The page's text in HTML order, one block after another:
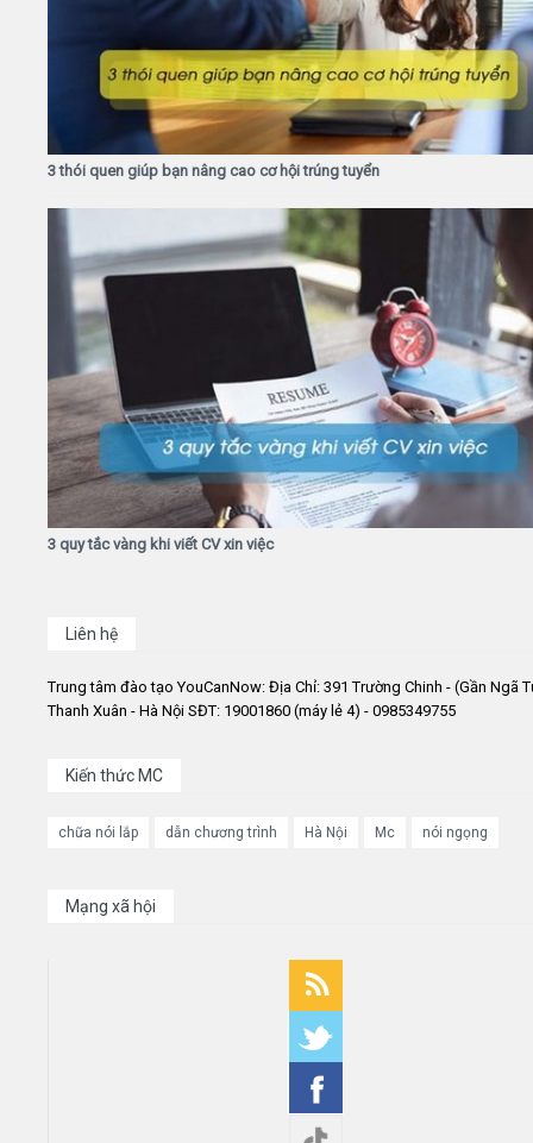
3 thói quen giúp bạn nâng cao cơ hội trúng tuyển
3 quy tắc vàng khi viết CV xin việc
Liên hệ
Trung tâm đào tạo YouCanNow: Địa Chỉ: 391 Trường Chinh - (Gần Ngã
Thanh Xuân - Hà Nội SĐT: 19001860 (máy lẻ 4) - 0985349755
Kiến thức MC
chữa nói lắp dẫn chương trình Hà Nội Mc nói ngọng
Mạng xã hội